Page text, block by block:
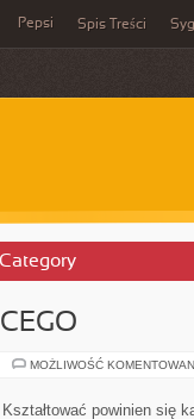
Pepsi Spis Treści
MOŻLIWOŚĆ
Kształtować powinien się